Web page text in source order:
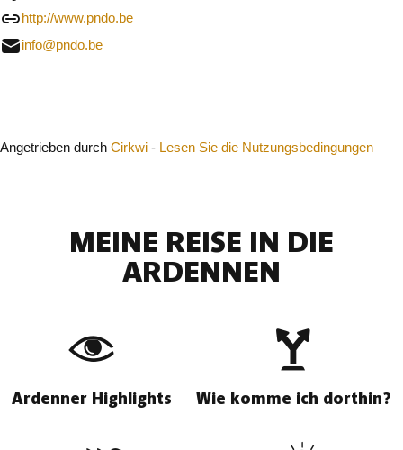
http://www.pndo.be
info@pndo.be
Angetrieben durch Cirkwi - Lesen Sie die Nutzungsbedingungen
MEINE REISE IN DIE
ARDENNEN
Ardenner Highlights Wie komme ich dorthin?